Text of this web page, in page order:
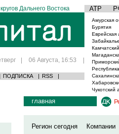
Дальнего Востока АТР
| 06 Августа, 16:53 |
ПОДПИСКА | RSS |
Амурская
Бурятия
Еврейская
Чукотский
главная
Регион сегодня
Компании